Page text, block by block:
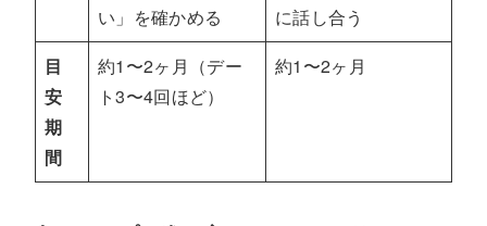
い」を確かめる
に話し合う
目
安
期
間
約1〜2ヶ月（デー
ト3〜4回ほど）
約1〜2ヶ月